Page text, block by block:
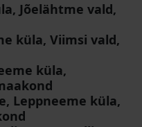
Jõelähtme vald,
küla, Viimsi vald,
küla,
Leppneeme küla,